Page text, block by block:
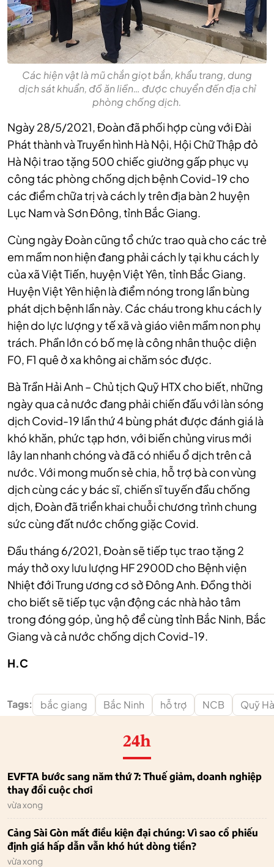
Các hiện vật là mũ chắn giọt bắn, khẩu trang, dung
dịch sát khuẩn, đồ ăn liền… được chuyển đến địa chỉ
phòng chống dịch.
Ngày 28/5/2021, Đoàn đã phối hợp cùng với Đài
Phát thành và Truyền hình Hà Nội, Hội Chữ Thập đỏ
Hà Nội trao tặng 500 chiếc giường gấp phục vụ
công tác phòng chống dịch bệnh Covid-19 cho
các điểm chữa trị và cách ly trên địa bàn 2 huyện
Lục Nam và Sơn Đông, tỉnh Bắc Giang.
Cùng ngày Đoàn cũng tổ chức trao quà cho các trẻ
em mầm non hiện đang phải cách ly tại khu cách ly
của xã Việt Tiến, huyện Việt Yên, tỉnh Bắc Giang.
Huyện Việt Yên hiện là điểm nóng trong lần bùng
phát dịch bệnh lần này. Các cháu trong khu cách ly
hiện do lực lượng y tế xã và giáo viên mầm non phụ
trách. Phần lớn có bố mẹ là công nhân thuộc diện
F0, F1 quê ở xa không ai chăm sóc được.
Bà Trần Hải Anh – Chủ tịch Quỹ HTX cho biết, những
ngày qua cả nước đang phải chiến đấu với làn sóng
dịch Covid-19 lần thứ 4 bùng phát được đánh giá là
khó khăn, phức tạp hơn, với biến chủng virus mới
lây lan nhanh chóng và đã có nhiều ổ dịch trên cả
nước. Với mong muốn sẻ chia, hỗ trợ bà con vùng
dịch cùng các y bác sĩ, chiến sĩ tuyến đầu chống
dịch, Đoàn đã triển khai chuỗi chương trình chung
sức cùng đất nước chống giặc Covid.
Đầu tháng 6/2021, Đoàn sẽ tiếp tục trao tặng 2
máy thở oxy lưu lượng HF 2900D cho Bệnh viện
Nhiệt đới Trung ương cơ sở Đông Anh. Đồng thời
cho biết sẽ tiếp tục vận động các nhà hảo tâm
trong đóng góp, ủng hộ để cùng tỉnh Bắc Ninh, Bắc
Giang và cả nước chống dịch Covid-19.
H.C
Tags: bắc giang Bắc Ninh hỗ trợ NCB Quỹ
24h
EVFTA bước sang năm thứ 7: Thuế giảm, doanh nghiệp
thay đổi cuộc chơi
vừa xong
Cảng Sài Gòn mất điều kiện đại chúng: Vì sao cổ phiếu
định giá hấp dẫn vẫn khó hút dòng tiền?
vừa xong